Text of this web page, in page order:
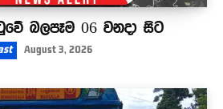
බලපෑම 06 වනදා සිට
August 3, 2026